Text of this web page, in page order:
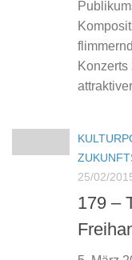
25/02/
179 –